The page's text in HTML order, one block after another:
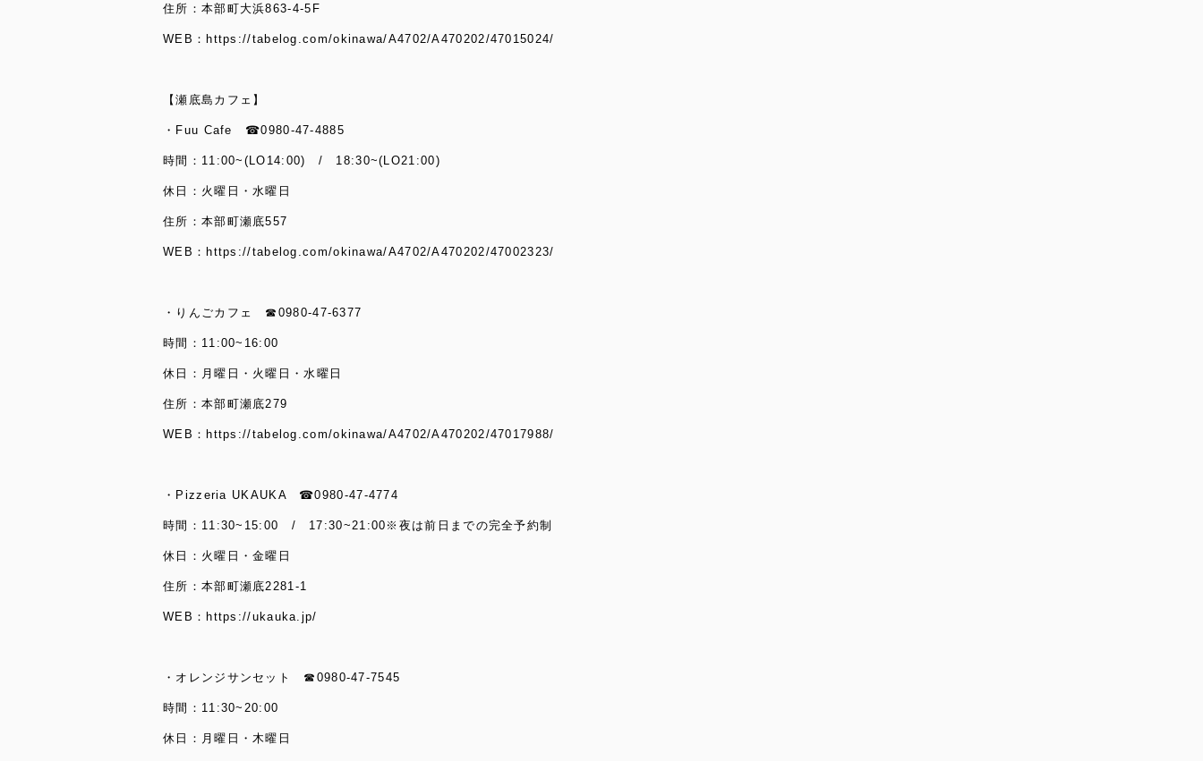
住所：本部町大浜863-4-5F
WEB： https://tabelog.com/okinawa/A4702/A470202/47015024/
【瀬底島カフェ】
・Fuu Cafe ☎0980-47-4885
時間：11:00~(LO14:00) / 18:30~(LO21:00)
休日：火曜日・水曜日
住所：本部町瀬底557
WEB： https://tabelog.com/okinawa/A4702/A470202/47002323/
・りんごカフェ ☎0980-47-6377
時間：11:00~16:00
休日：月曜日・火曜日・水曜日
住所：本部町瀬底279
WEB： https://tabelog.com/okinawa/A4702/A470202/47017988/
・Pizzeria UKAUKA ☎0980-47-4774
時間：11:30~15:00 / 17:30~21:00※夜は前日までの完全予約制
休日：火曜日・金曜日
住所：本部町瀬底2281-1
WEB： https://ukauka.jp/
・オレンジサンセット ☎0980-47-7545
時間：11:30~20:00
休日：月曜日・木曜日